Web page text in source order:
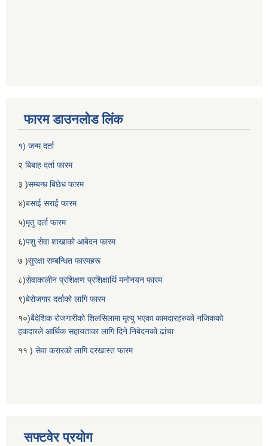
फारम डाउनलोड लिंक
१) जन्म दर्ता
२ बिबाह दर्ता फारम
३ )सम्बन्ध बिछेध फारम
४)बसाई सराई फारम
५)मृतु दर्ता फारम
६)पशु सेवा शाखाको आबेदन फारम
७ )सुरक्षा सम्बन्धित फारमहरू
८)सेवाकालीन प्रशिक्षण प्रशिक्षार्थि मनोनयन फारम
९)बेरोजगार दर्ताको लागि फारम
१०)बैदेशिक रोजगारीको शिलसिलामा मृत्यु भएका कामदारहरुको नजिकको
हकदारले आर्थिक सहायताका लागि दिने निबेदनको ढांचा
११ ) सेवा करारको लागि दरखास्त फारम
सफ्टवेर प्रयोग